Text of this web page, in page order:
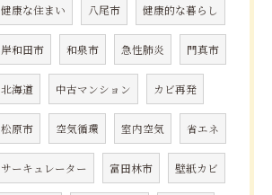
健康な住まい 八尾市 健康的な暮らし
岸和田市 和泉市 急性肺炎 門真市
北海道 中古マンション カビ再発
松原市 空気循環 室内空気 省エネ
サーキュレーター 富田林市 壁紙カビ